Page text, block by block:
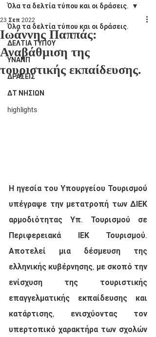
Όλα τα δελτία τύπου και οι δράσεις.
ΔΕΛΤΙΑ ΤΥΠΟΥ
ΥΝΑΝΠ
ΔΡΑΣΕΙΣ
ΔΤ ΝΗΣΙΩΝ
highlights
Όλα τα δελτία τύπου και οι δράσεις.
Ιωάννης Παππάς:
Αναβάθμιση της
τουριστικής εκπαίδευσης.
23 Σεπ 2022
Η ηγεσία του Υπουργείου Τουρισμού
υπέγραψε την μετατροπή των ΔΙΕΚ
αρμοδιότητας Υπ. Τουρισμού σε
Περιφερειακά ΙΕΚ Τουρισμού.
Αποτελεί μια δέσμευση της
ελληνικής κυβέρνησης, με σκοπό την
ενίσχυση της τουριστικής
επαγγελματικής εκπαίδευσης και
κατάρτισης, ενισχύοντας τον
υπερτοπικό χαρακτήρα των σχολών